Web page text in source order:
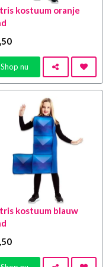
kostuum oranje
,50
Shop nu
kostuum blauw
,50